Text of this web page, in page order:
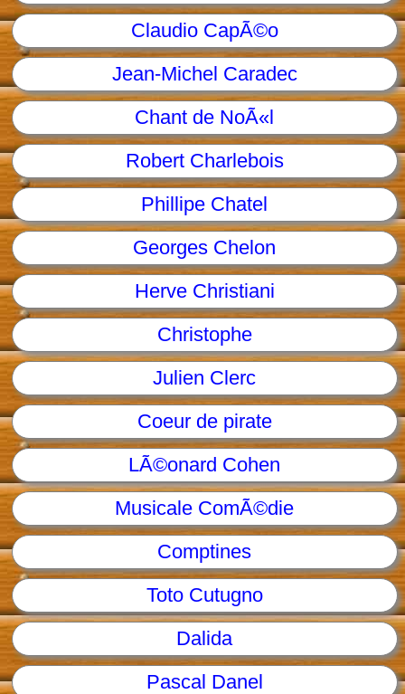
Claudio CapÃ©o
Jean-Michel Caradec
Chant de NoÃ«l
Robert Charlebois
Phillipe Chatel
Georges Chelon
Herve Christiani
Christophe
Julien Clerc
Coeur de pirate
LÃ©onard Cohen
Musicale ComÃ©die
Comptines
Toto Cutugno
Dalida
Pascal Danel